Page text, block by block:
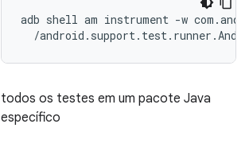
adb shell am instrument -w
todos os testes em um pacote Java
específico